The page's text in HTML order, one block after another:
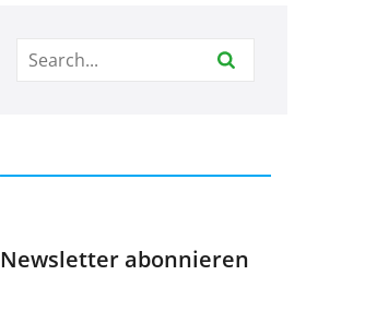
Newsletter abonnieren